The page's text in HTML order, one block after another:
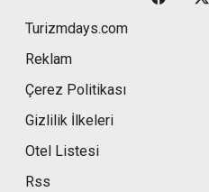
Turizmdays.com
Reklam
Çerez Politikası
Gizlilik İlkeleri
Otel Listesi
Rss